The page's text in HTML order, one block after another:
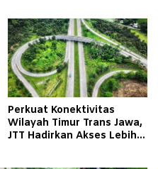
Perkuat Konektivitas
Wilayah Timur Trans Jawa,
JTT Hadirkan Akses Lebih